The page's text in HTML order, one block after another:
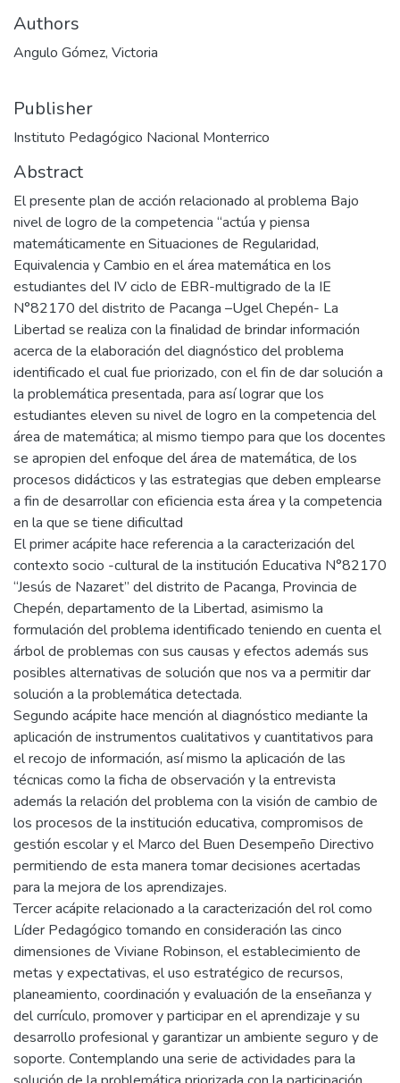
Authors
Angulo Gómez, Victoria
Publisher
Instituto Pedagógico Nacional Monterrico
Abstract
El presente plan de acción relacionado al problema Bajo
nivel de logro de la competencia “actúa y piensa
matemáticamente en Situaciones de Regularidad,
Equivalencia y Cambio en el área matemática en los
estudiantes del IV ciclo de EBR-multigrado de la IE
N°82170 del distrito de Pacanga –Ugel Chepén- La
Libertad se realiza con la finalidad de brindar información
acerca de la elaboración del diagnóstico del problema
identificado el cual fue priorizado, con el fin de dar solución a
la problemática presentada, para así lograr que los
estudiantes eleven su nivel de logro en la competencia del
área de matemática; al mismo tiempo para que los docentes
se apropien del enfoque del área de matemática, de los
procesos didácticos y las estrategias que deben emplearse
a fin de desarrollar con eficiencia esta área y la competencia
en la que se tiene dificultad
El primer acápite hace referencia a la caracterización del
contexto socio -cultural de la institución Educativa N°82170
“Jesús de Nazaret” del distrito de Pacanga, Provincia de
Chepén, departamento de la Libertad, asimismo la
formulación del problema identificado teniendo en cuenta el
árbol de problemas con sus causas y efectos además sus
posibles alternativas de solución que nos va a permitir dar
solución a la problemática detectada.
Segundo acápite hace mención al diagnóstico mediante la
aplicación de instrumentos cualitativos y cuantitativos para
el recojo de información, así mismo la aplicación de las
técnicas como la ficha de observación y la entrevista
además la relación del problema con la visión de cambio de
los procesos de la institución educativa, compromisos de
gestión escolar y el Marco del Buen Desempeño Directivo
permitiendo de esta manera tomar decisiones acertadas
para la mejora de los aprendizajes.
Tercer acápite relacionado a la caracterización del rol como
Líder Pedagógico tomando en consideración las cinco
dimensiones de Viviane Robinson, el establecimiento de
metas y expectativas, el uso estratégico de recursos,
planeamiento, coordinación y evaluación de la enseñanza y
del currículo, promover y participar en el aprendizaje y su
desarrollo profesional y garantizar un ambiente seguro y de
soporte. Contemplando una serie de actividades para la